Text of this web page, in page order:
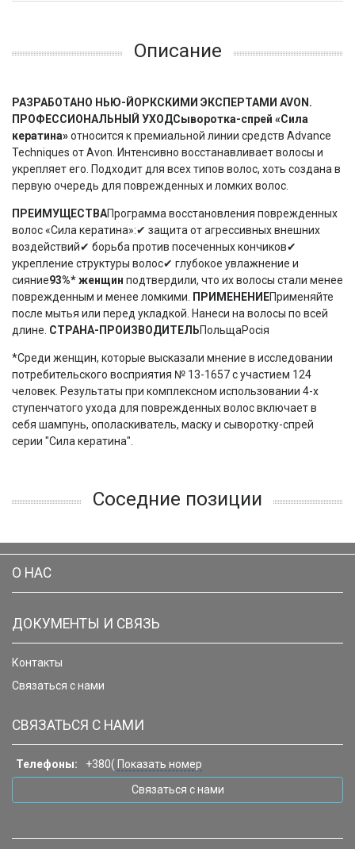
Описание
РАЗРАБОТАНО НЬЮ-ЙОРКСКИМИ ЭКСПЕРТАМИ AVON.
ПРОФЕССИОНАЛЬНЫЙ УХОДСыворотка-спрей «Сила
кератина»относится к премиальной линии средств Advance
Techniques от Avon. Интенсивно восстанавливает волосы и
укрепляет его. Подходит для всех типов волос, хоть создана в
первую очередь для поврежденных и ломких волос.
ПРЕИМУЩЕСТВАПрограмма восстановления поврежденных
волос «Сила кератина»:✔ защита от агрессивных внешних
воздействий✔ борьба против посеченных кончиков✔
укрепление структуры волос✔ глубокое увлажнение и
сияние93%* женщин подтвердили, что их волосы стали менее
поврежденным и менее ломкими.
ПРИМЕНЕНИЕПрименяйте
после мытья или перед укладкой. Нанеси на волосы по всей
длине. СТРАНА-ПРОИЗВОДИТЕЛЬПольщаРосія
*Среди женщин, которые высказали мнение в исследовании
потребительского восприятия № 13-1657 с участием 124
человек. Результаты при комплексном использовании 4-х
ступенчатого ухода для поврежденных волос включает в
себя шампунь, ополаскиватель, маску и сыворотку-спрей
серии "Сила кератина".
Соседние позиции
О НАС
ДОКУМЕНТЫ И СВЯЗЬ
Контакты
Связаться с нами
СВЯЗАТЬСЯ С НАМИ
Телефоны: +380( Показать номер
Связаться с нами